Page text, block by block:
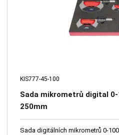
KIS777-45-100
Sada mikrometrů digital
250mm
Sada digitálních mikrometrů 0-